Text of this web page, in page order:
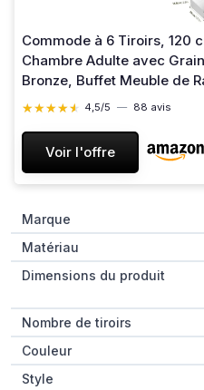
Commode à 6 Tiroirs, 120
Chambre Adulte avec
Bronze, Buffet Meuble de
Salon, Blanc, 120 x 84 x 40
★★★★★
★★★★★ 4,5/5 — 88 avis
Voir l'offre
Marque
Matériau
Dimensions du produit
Nombre de tiroirs
Couleur
Style